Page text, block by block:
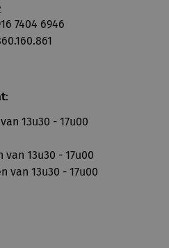
7404 6946
:
13u30 - 17u00
van 13u30 - 17u00
van 13u30 - 17u00